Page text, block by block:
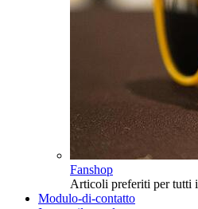
Fanshop
Articoli preferiti per tutti
Modulo-di-contatto